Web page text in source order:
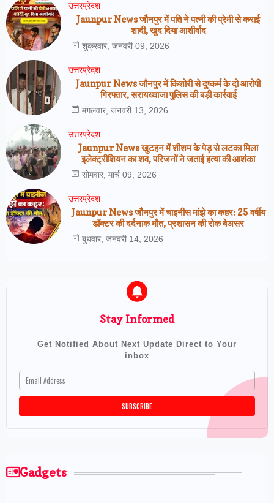
उत्तरप्रेदश
Jaunpur News जौनपुर में पति ने पत्नी की प्रेमी से कराई
शादी, खुद दिया आशीर्वाद
शुक्रवार, जनवरी 09, 2026
उत्तरप्रेदश
Jaunpur News जौनपुर में किशोरी से दुष्कर्म के दो आरोपी
गिरफ्तार, सरायख्वाजा पुलिस की बड़ी कार्रवाई
मंगलवार, जनवरी 13, 2026
उत्तरप्रेदश
Jaunpur News खुटहन में शीशम के पेड़ से लटका मिला
इलेक्ट्रीशियन का शव, परिजनों ने जताई हत्या की आशंका
सोमवार, मार्च 09, 2026
उत्तरप्रेदश
Jaunpur News जौनपुर में चाइनीस मांझे का कहर: 25 वर्षीय
डॉक्टर की दर्दनाक मौत, प्रशासन की रोक बेअसर
बुधवार, जनवरी 14, 2026
Stay Informed
Get Notified About Next Update Direct to Your
inbox
Gadgets